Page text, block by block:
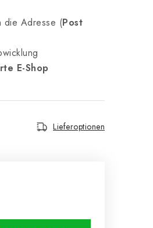
die Adresse (Post
E-Shop
Lieferoptionen